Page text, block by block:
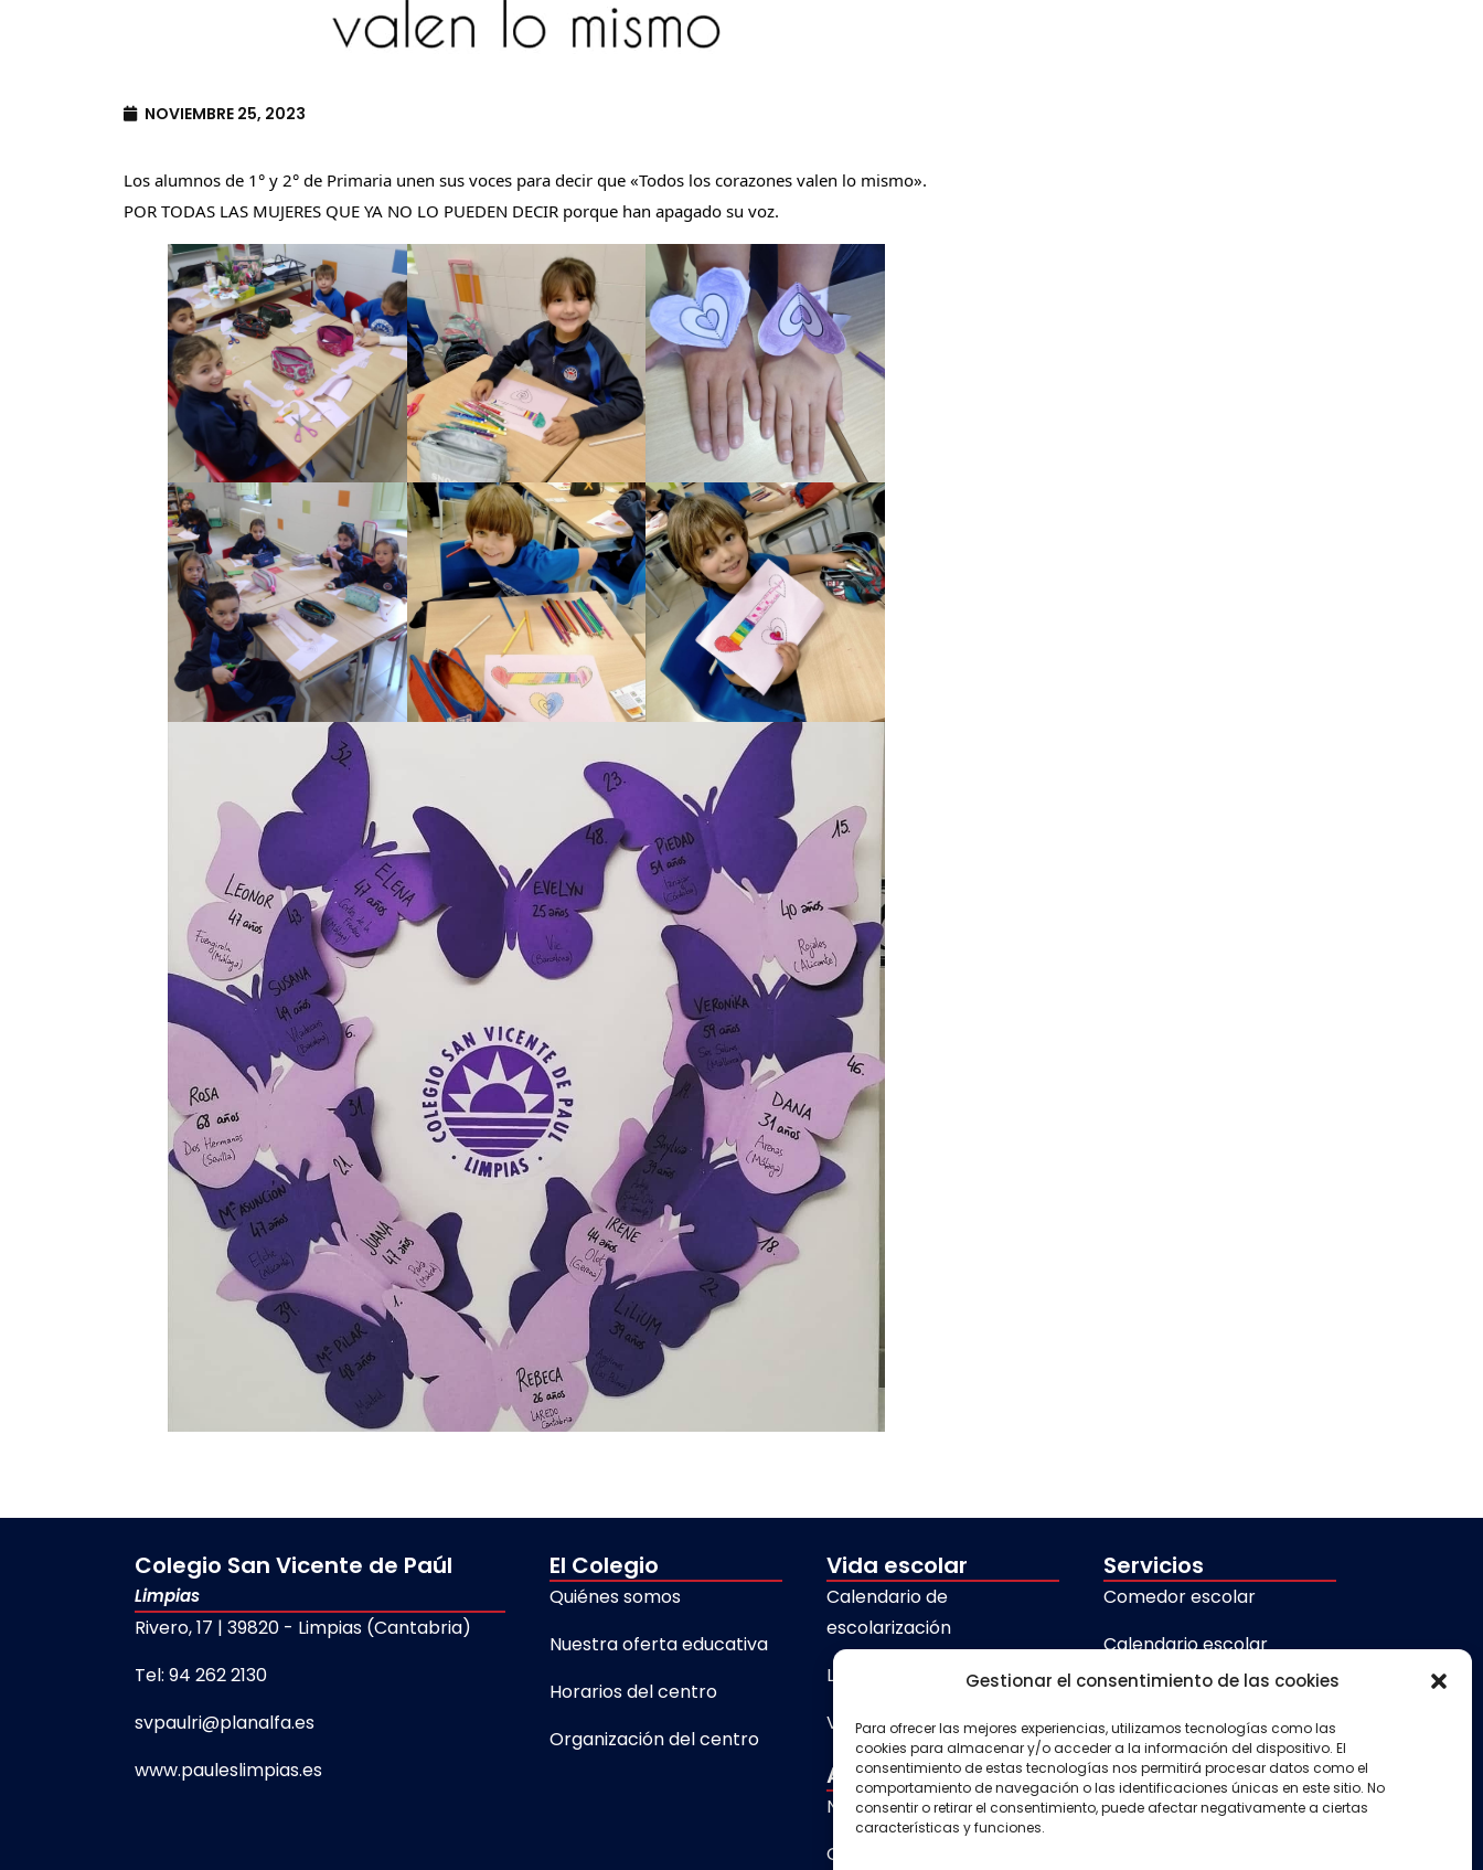
Gestionar el consentimiento de las cookies
Para ofrecer las mejores experiencias, utilizamos tecnologías como las
cookies para almacenar y/o acceder a la información del dispositivo. El
consentimiento de estas tecnologías nos permitirá procesar datos como el
comportamiento de navegación o las identificaciones únicas en este sitio. No
consentir o retirar el consentimiento, puede afectar negativamente a ciertas
características y funciones.
NOVIEMBRE 25, 2023
Los alumnos de 1° y 2° de Primaria unen sus voces para decir que «Todos los corazones valen lo mismo».
POR TODAS LAS MUJERES QUE YA NO LO PUEDEN DECIR porque han apagado su voz.
Colegio San Vicente de Paúl
Limpias
Rivero, 17 | 39820 - Limpias (Cantabria)
Tel: 94 262 2130
svpaulri@planalfa.es
www.pauleslimpias.es
El Colegio
Quiénes somos
Nuestra oferta educativa
Horarios del centro
Organización del centro
Vida escolar
Calendario de
escolarización
Libros de texto
Visita virtual 360º
Actualidad
Noticias
Galerías
Servicios
Comedor escolar
Calendario escolar
Transporte escolar
Aula matinal
Actividades
extraescolares